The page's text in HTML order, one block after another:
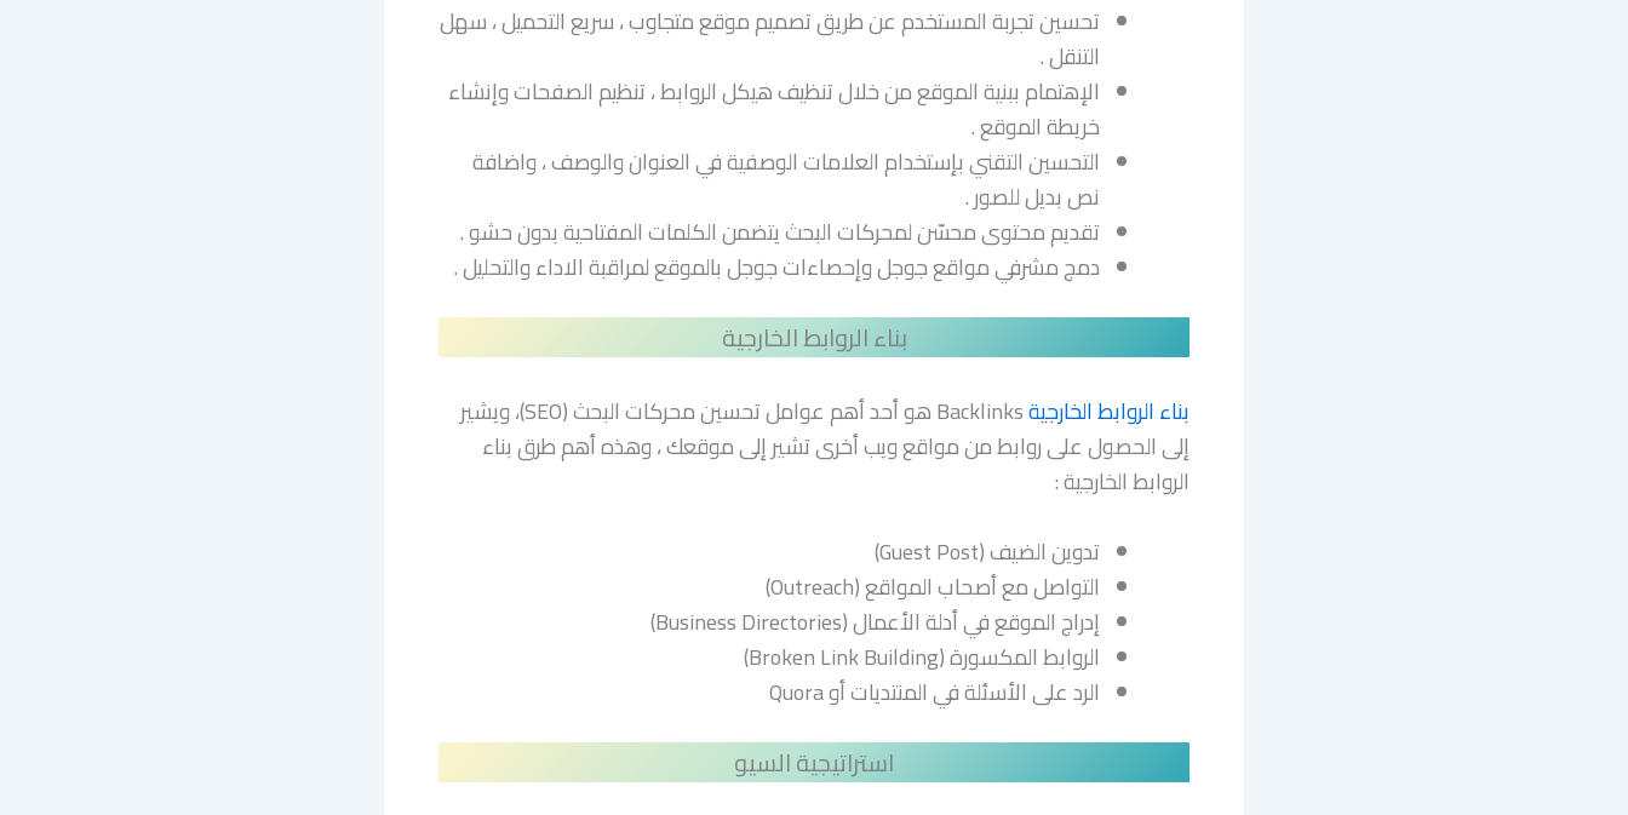
تحسين تجربة المستخدم عن طريق تصميم موقع متجاوب ، سريع التحميل ، سهل
التنقل .
الإهتمام ببنية الموقع من خلال تنظيف هيكل الروابط ، تنظيم الصفحات وإنشاء
خريطة الموقع .
التحسين التقني بإستخدام العلامات الوصفية في العنوان والوصف ، واضافة
نص بديل للصور .
تقديم محتوى محسّن لمحركات البحث يتضمن الكلمات المفتاحية بدون حشو .
دمج مشرفي مواقع جوجل وإحصاءات جوجل بالموقع لمراقبة الاداء والتحليل .
بناء الروابط الخارجية
بناء الروابط الخارجية
Backlinks هو أحد أهم عوامل تحسين محركات البحث (SEO)، ويشير
إلى الحصول على روابط من مواقع ويب أخرى تشير إلى موقعك ، وهذه أهم طرق بناء
الروابط الخارجية :
تدوين الضيف (Guest Post)
التواصل مع أصحاب المواقع (Outreach)
إدراج الموقع في أدلة الأعمال (Business Directories)
الروابط المكسورة (Broken Link Building)
الرد على الأسئلة في المنتديات أو Quora
استراتيجية السيو